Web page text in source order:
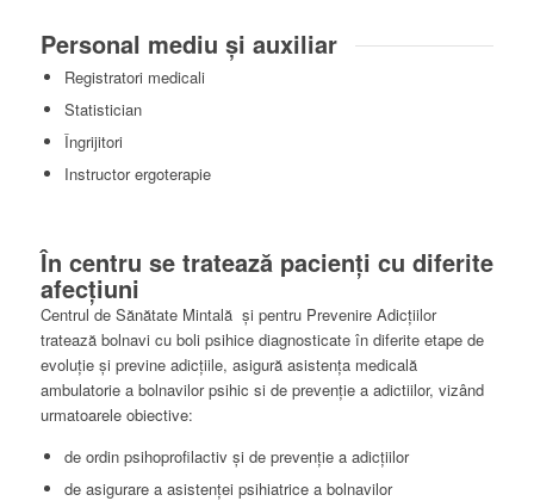
Personal mediu și auxiliar
Registratori medicali
Statistician
Îngrijitori
Instructor ergoterapie
În centru se tratează pacienți cu diferite
afecțiuni
Centrul de Sănătate Mintală şi pentru Prevenire Adicţiilor
tratează bolnavi cu boli psihice diagnosticate în diferite etape de
evoluţie şi previne adicţiile, asigură asistenţa medicală
ambulatorie a bolnavilor psihic si de prevenţie a adictiilor, vizând
urmatoarele obiective:
de ordin psihoprofilactiv şi de prevenţie a adicţiilor
de asigurare a asistenţei psihiatrice a bolnavilor